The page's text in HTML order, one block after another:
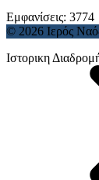
Εμφανίσεις: 3774
© 2026 Ιερός
Ιστορικη